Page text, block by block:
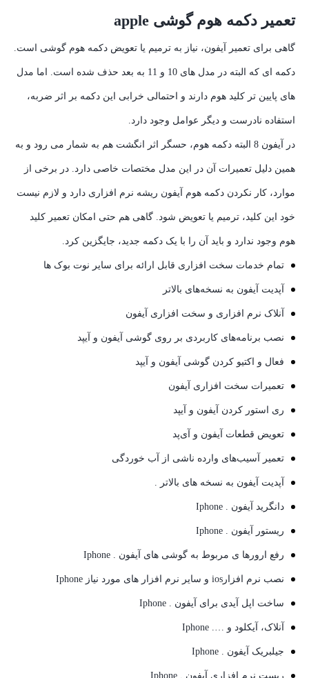
تعمیر دکمه هوم گوشی apple
گاهی برای تعمیر آیفون، نیاز به ترمیم یا تعویض دکمه هوم گوشی است.
دکمه ای که البته در مدل های 10 و 11 به بعد حذف شده است. اما مدل
های پایین تر کلید هوم دارند و احتمالی خرابی این دکمه بر اثر ضربه،
استفاده نادرست و دیگر عوامل وجود دارد.
در آیفون 8 البته دکمه هوم، حسگر اثر انگشت هم به شمار می رود و به
همین دلیل تعمیرات آن در این مدل مختصات خاصی دارد. در برخی از
موارد، کار نکردن دکمه هوم آیفون ریشه نرم افزاری دارد و لازم نیست
خود این کلید، ترمیم یا تعویض شود. گاهی هم حتی امکان تعمیر کلید
هوم وجود ندارد و باید آن را با یک دکمه جدید، جایگزین کرد.
تمام خدمات سخت افزاری قابل ارائه برای سایر نوت بوک ها
آپدیت آیفون به نسخه‌های بالاتر
آنلاک نرم افزاری و سخت افزاری آیفون
نصب برنامه‌های کاربردی بر روی گوشی آیفون و آیپد
فعال و اکتیو کردن گوشی آیفون و آیپد
تعمیرات سخت افزاری آیفون
ری استور کردن آیفون و آیپد
تعویض قطعات آیفون و آی‌پد
تعمیر آسیب‌های وارده ناشی از آب خوردگی
آپدیت آیفون به نسخه های بالاتر .
دانگرید آیفون . Iphone
ریستور آیفون . Iphone
رفع ارورها ی مربوط به گوشی های آیفون . Iphone
نصب نرم افزارios و سایر نرم افزار های مورد نیاز Iphone
ساخت اپل آیدی برای آیفون . Iphone
آنلاک، آیکلود و …. Iphone
جیلبریک آیفون . Iphone
ریست نرم افزاری آیفون . Iphone